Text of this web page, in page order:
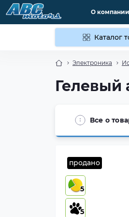
О компании
Каталог
Электроника
Гелевый
Все о
5
5
продано